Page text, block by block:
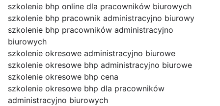
szkolenie bhp online dla pracowników biurowych
szkolenie bhp pracownik administracyjno biurowy
szkolenie bhp pracowników administracyjno
biurowych
szkolenie okresowe administracyjno biurowe
szkolenie okresowe bhp administracyjno biurowe
szkolenie okresowe bhp cena
szkolenie okresowe bhp dla pracowników
administracyjno biurowych